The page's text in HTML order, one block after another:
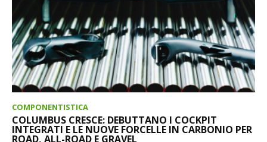
COMPONENTISTICA
COLUMBUS CRESCE: DEBUTTANO I COCKPIT
INTEGRATI E LE NUOVE FORCELLE IN CARBONIO PER
ROAD, ALL-ROAD E GRAVEL